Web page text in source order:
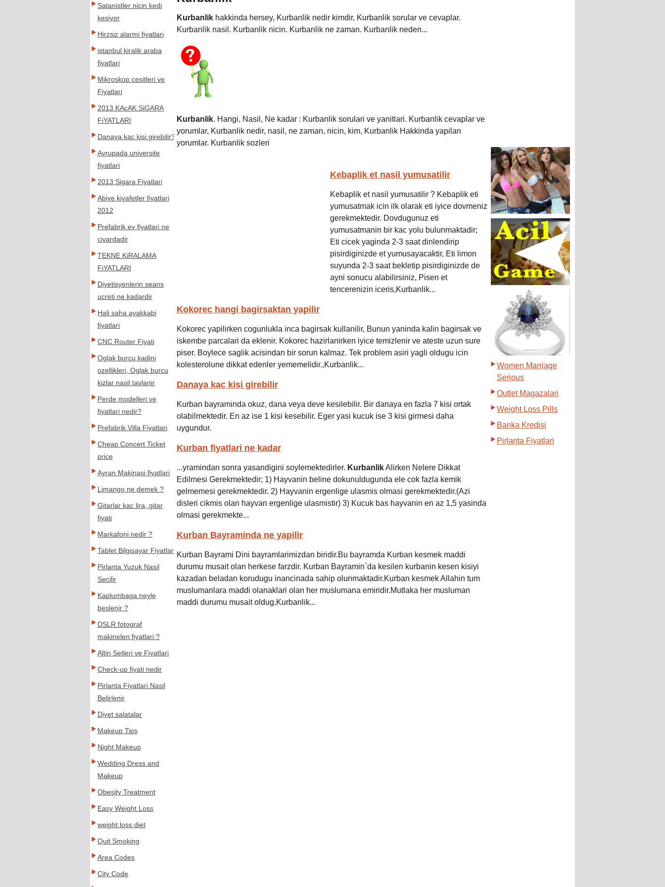
Kurbanlik hakkinda hersey, Kurbanlik nedir kimdir, Kurbanlik sorular ve cevaplar.
Kurbanlik nasil. Kurbanlik nicin. Kurbanlik ne zaman. Kurbanlik neden...
Kurbanlik. Hangi, Nasil, Ne kadar : Kurbanlik sorulari ve yanitlari. Kurbanlik cevaplar ve
yorumlar, Kurbanlik nedir, nasil, ne zaman, nicin, kim, Kurbanlik Hakkinda yapilan
yorumlar. Kurbanlik sozleri
Kebaplik et nasil yumusatilir
Kebaplik et nasil yumusatilir ? Kebaplik eti
yumusatmak icin ilk olarak eti iyice dovmeniz
gerekmektedir. Dovdugunuz eti
yumusatmanin bir kac yolu bulunmaktadir;
Eti cicek yaginda 2-3 saat dinlendirip
pisirdiginizde et yumusayacaktir, Eti limon
suyunda 2-3 saat bekletip pisirdiginizde de
ayni sonucu alabilirsiniz, Pisen et
tencerenizin iceris,Kurbanlik...
Kokorec hangi bagirsaktan yapilir
Kokorec yapilirken cogunlukla inca bagirsak kullanilir, Bunun yaninda kalin bagirsak ve
iskembe parcalari da eklenir. Kokorec hazirlanirken iyice temizlenir ve ateste uzun sure
piser. Boylece saglik acisindan bir sorun kalmaz. Tek problem asiri yagli oldugu icin
kolesterolune dikkat edenler yememelidir.,Kurbanlik...
Danaya kac kisi girebilir
Kurban bayraminda okuz, dana veya deve kesilebilir. Bir danaya en fazla 7 kisi ortak
olabilmektedir. En az ise 1 kisi kesebilir. Eger yasi kucuk ise 3 kisi girmesi daha
uygundur.
Kurban fiyatlari ne kadar
...yramindan sonra yasandigini soylemektedirler. KurbanlikAlirken Nelere Dikkat
Edilmesi Gerekmektedir; 1) Hayvanin beline dokunuldugunda ele cok fazla kemik
gelmemesi gerekmektedir. 2) Hayvanin ergenlige ulasmis olmasi gerekmektedir.(Azi
disleri cikmis olan hayvan ergenlige ulasmistir) 3) Kucuk bas hayvanin en az 1,5 yasinda
olmasi gerekmekte...
Kurban Bayraminda ne yapilir
Kurban Bayrami Dini bayramlarimizdan biridir.Bu bayramda Kurban kesmek maddi
durumu musait olan herkese farzdir. Kurban Bayramin`da kesilen kurbanin kesen kisiyi
kazadan beladan korudugu inancinada sahip olunmaktadir.Kurban kesmek Allahin tum
muslumanlara maddi olanaklari olan her muslumana emiridir.Mutlaka her musluman
maddi durumu musait oldug,Kurbanlik...
Women Marriage
Serious
Outlet Magazalari
Weight Loss Pills
Banka Kredisi
Pirlanta Fiyatlari
Satanistler nicin kedi
kesiyor
Hirzsiz alarmi fiyatlari
istanbul kiralik araba
fiyatlari
Mikroskop cesitleri ve
Fiyatlari
2013 KAcAK SiGARA
FiYATLARI
Danaya kac kisi girebilir?
Avrupada universite
fiyatlari
2013 Sigara Fiyatlari
Abiye kiyafetler fiyatlari
2012
Prefabrik ev fiyatlari ne
civardadir
TEKNE KiRALAMA
FiYATLARI
Diyetisyenlerin seans
ucreti ne kadardir
Hali saha ayakkabi
fiyatlari
CNC Router Fiyati
Oglak burcu kadini
ozellikleri, Oglak burcu
kizlar nasil tavlanir
Perde modelleri ve
fiyatlari nedir?
Prefabrik Villa Fiyatlari
Cheap Concert Ticket
price
Ayran Makinasi fiyatlari
Limango ne demek ?
Gitarlar kac lira, gitar
fiyati
Markafoni nedir ?
Tablet Bilgisayar Fiyatlari
Pirlanta Yuzuk Nasil
Secilir
Kaplumbaga neyle
beslenir ?
DSLR fotograf
makineleri fiyatlari ?
Altin Setleri ve Fiyatlari
Check-up fiyati nedir
Pirlanta Fiyatlari Nasil
Belirlenir
Diyet salatalar
Makeup Tips
Night Makeup
Wedding Dress and
Makeup
Obesity Treatment
Easy Weight Loss
weight loss diet
Quit Smoking
Area Codes
City Code